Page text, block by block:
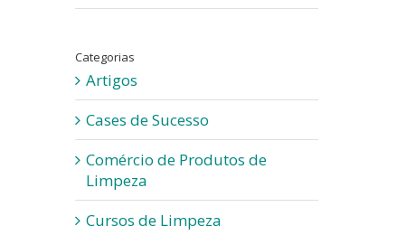
Categorias
Artigos
Cases de Sucesso
Comércio de Produtos de
Limpeza
Cursos de Limpeza